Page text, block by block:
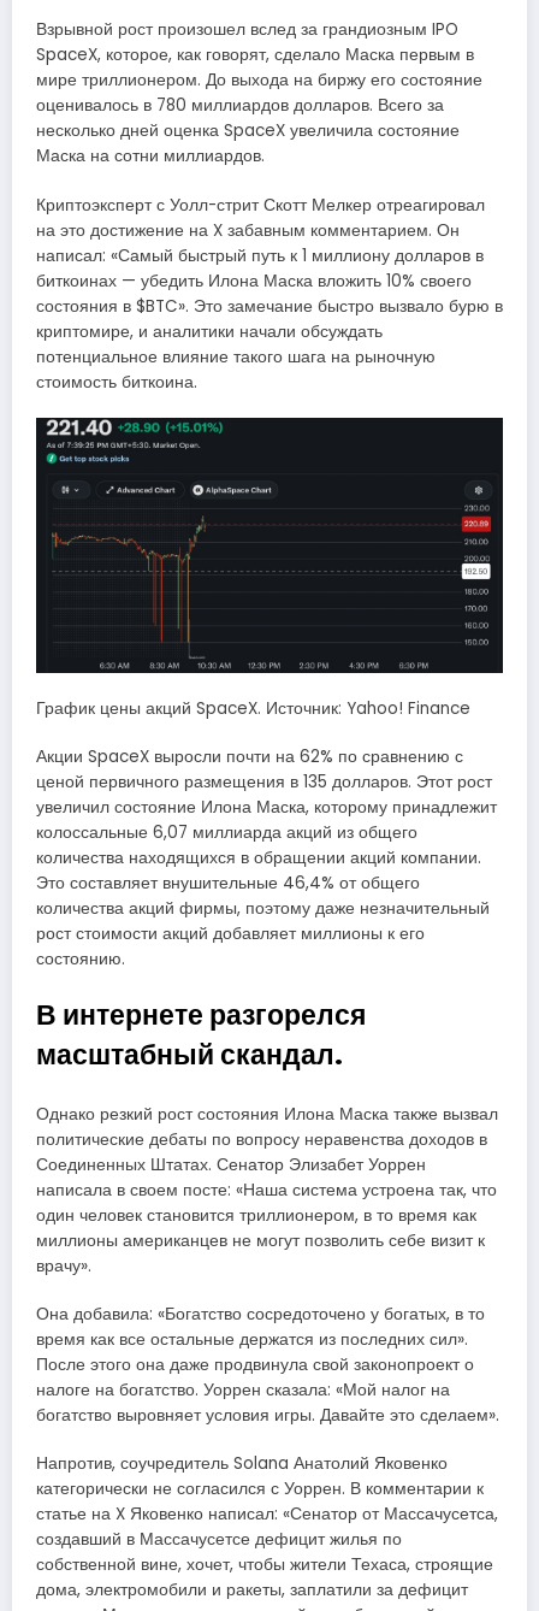
Взрывной рост произошел вслед за грандиозным IPO
SpaceX, которое, как говорят, сделало Маска первым в
мире триллионером. До выхода на биржу его состояние
оценивалось в 780 миллиардов долларов. Всего за
несколько дней оценка SpaceX увеличила состояние
Маска на сотни миллиардов.
Криптоэксперт с Уолл-стрит Скотт Мелкер отреагировал
на это достижение на X забавным комментарием. Он
написал: «Самый быстрый путь к 1 миллиону долларов в
биткоинах — убедить Илона Маска вложить 10% своего
состояния в $BTC». Это замечание быстро вызвало бурю в
криптомире, и аналитики начали обсуждать
потенциальное влияние такого шага на рыночную
стоимость биткоина.
График цены акций SpaceX. Источник: Yahoo! Finance
Акции SpaceX выросли почти на 62% по сравнению с
ценой первичного размещения в 135 долларов. Этот рост
увеличил состояние Илона Маска, которому принадлежит
колоссальные 6,07 миллиарда акций из общего
количества находящихся в обращении акций компании.
Это составляет внушительные 46,4% от общего
количества акций фирмы, поэтому даже незначительный
рост стоимости акций добавляет миллионы к его
состоянию.
В интернете разгорелся
масштабный скандал.
Однако резкий рост состояния Илона Маска также вызвал
политические дебаты по вопросу неравенства доходов в
Соединенных Штатах. Сенатор Элизабет Уоррен
написала в своем посте: «Наша система устроена так, что
один человек становится триллионером, в то время как
миллионы американцев не могут позволить себе визит к
врачу».
Она добавила: «Богатство сосредоточено у богатых, в то
время как все остальные держатся из последних сил».
После этого она даже продвинула свой законопроект о
налоге на богатство. Уоррен сказала: «Мой налог на
богатство выровняет условия игры. Давайте это сделаем».
Напротив, соучредитель Solana Анатолий Яковенко
категорически не согласился с Уоррен. В комментарии к
статье на X Яковенко написал: «Сенатор от Массачусетса,
создавший в Массачусетсе дефицит жилья по
собственной вине, хочет, чтобы жители Техаса, строящие
дома, электромобили и ракеты, заплатили за дефицит